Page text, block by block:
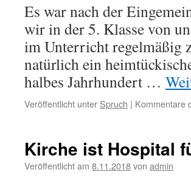
Es war nach der
wir in der 5. Klasse von
im Unterricht regelmäßig
natürlich ein
halbes Jahrhundert …
Veröffentlicht unter Spruch | Kommentare
Kirche ist Hospital
Veröffentlicht am 8.11.2018von admin